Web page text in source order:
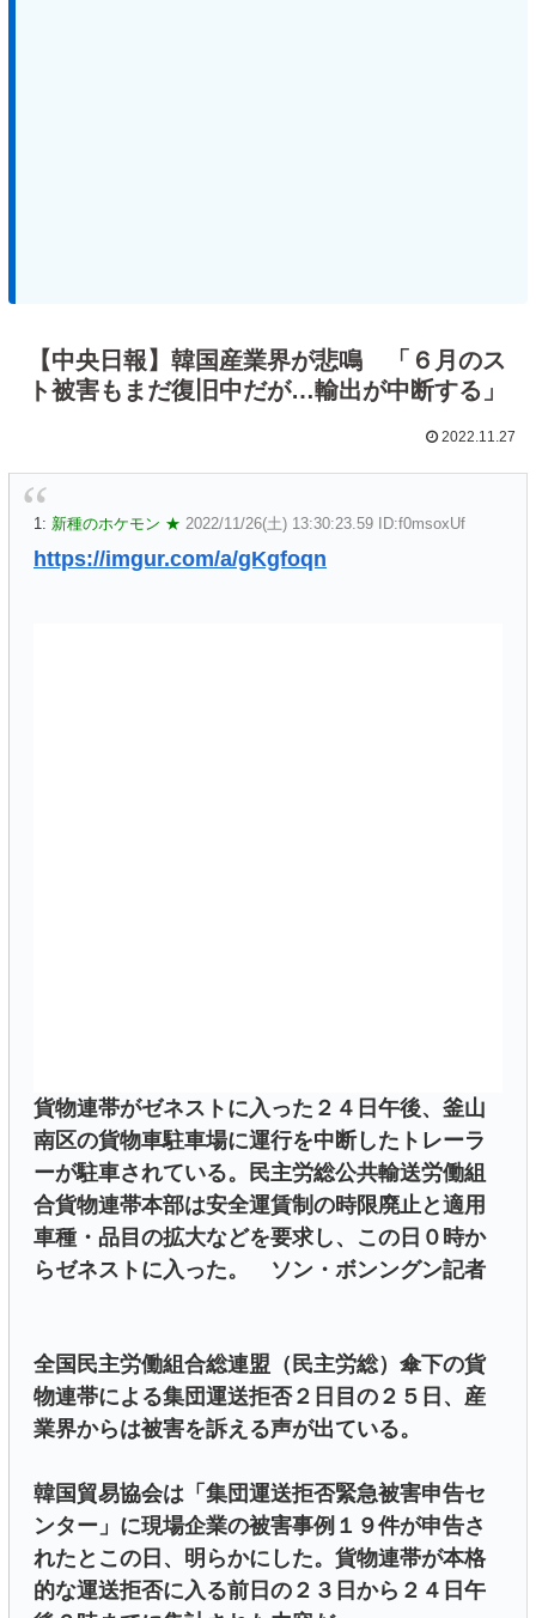
【中央日報】韓国産業界が悲鳴 「６月のス
ト被害もまだ復旧中だが…輸出が中断する」
2022.11.27
1: 新種のホケモン ★ 2022/11/26(土) 13:30:23.59 ID:f0msoxUf
https://imgur.com/a/gKgfoqn
貨物連帯がゼネストに入った２４日午後、釜山
南区の貨物車駐車場に運行を中断したトレーラ
ーが駐車されている。民主労総公共輸送労働組
合貨物連帯本部は安全運賃制の時限廃止と適用
車種・品目の拡大などを要求し、この日０時か
らゼネストに入った。 ソン・ボンングン記者
全国民主労働組合総連盟（民主労総）傘下の貨
物連帯による集団運送拒否２日目の２５日、産
業界からは被害を訴える声が出ている。
韓国貿易協会は「集団運送拒否緊急被害申告セ
ンター」に現場企業の被害事例１９件が申告さ
れたとこの日、明らかにした。貨物連帯が本格
的な運送拒否に入る前日の２３日から２４日午